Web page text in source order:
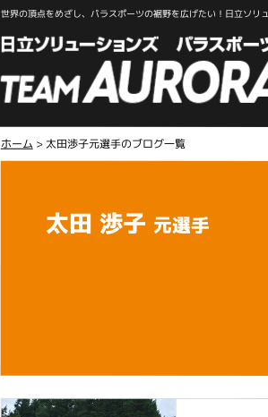
世界の頂点をめざし、パラスポーツの裾野を広げたい！日立ソリ
ホーム > 太田渉子元選手のブログ一覧
太田 渉子 元選手